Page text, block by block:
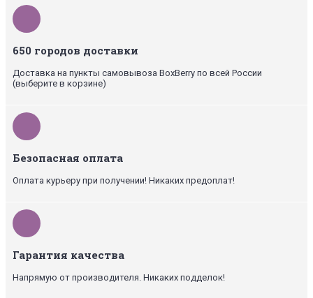
650 городов доставки
Доставка на пункты самовывоза BoxBerry по всей России
(выберите в корзине)
Безопасная оплата
Оплата курьеру при получении! Никаких предоплат!
Гарантия качества
Напрямую от производителя. Никаких подделок!